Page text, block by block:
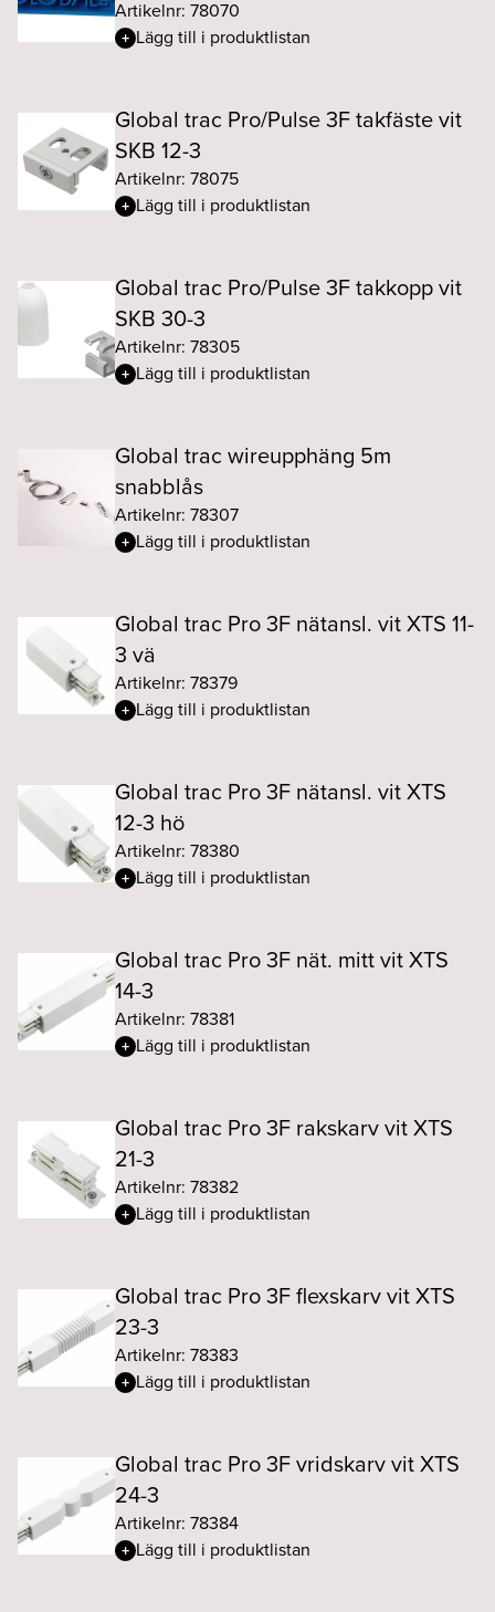
Artikelnr: 78070
Lägg till i produktlistan
Global trac Pro/Pulse 3F takfäste vit
SKB 12-3
Artikelnr: 78075
Lägg till i produktlistan
Global trac Pro/Pulse 3F takkopp vit
SKB 30-3
Artikelnr: 78305
Lägg till i produktlistan
Global trac wireupphäng 5m
snabblås
Artikelnr: 78307
Lägg till i produktlistan
Global trac Pro 3F nätansl. vit XTS 11-
3 vä
Artikelnr: 78379
Lägg till i produktlistan
Global trac Pro 3F nätansl. vit XTS
12-3 hö
Artikelnr: 78380
Lägg till i produktlistan
Global trac Pro 3F nät. mitt vit XTS
14-3
Artikelnr: 78381
Lägg till i produktlistan
Global trac Pro 3F rakskarv vit XTS
21-3
Artikelnr: 78382
Lägg till i produktlistan
Global trac Pro 3F flexskarv vit XTS
23-3
Artikelnr: 78383
Lägg till i produktlistan
Global trac Pro 3F vridskarv vit XTS
24-3
Artikelnr: 78384
Lägg till i produktlistan